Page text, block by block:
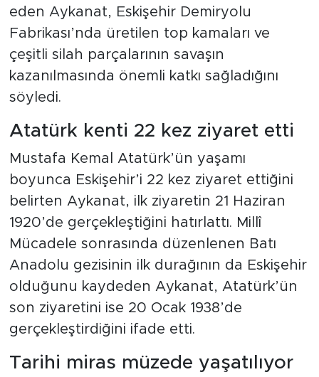
eden Aykanat, Eskişehir Demiryolu
Fabrikası’nda üretilen top kamaları ve
çeşitli silah parçalarının savaşın
kazanılmasında önemli katkı sağladığını
söyledi.
Atatürk kenti 22 kez ziyaret etti
Mustafa Kemal Atatürk’ün yaşamı
boyunca Eskişehir’i 22 kez ziyaret ettiğini
belirten Aykanat, ilk ziyaretin 21 Haziran
1920’de gerçekleştiğini hatırlattı. Millî
Mücadele sonrasında düzenlenen Batı
Anadolu gezisinin ilk durağının da Eskişehir
olduğunu kaydeden Aykanat, Atatürk’ün
son ziyaretini ise 20 Ocak 1938’de
gerçekleştirdiğini ifade etti.
Tarihi miras müzede yaşatılıyor